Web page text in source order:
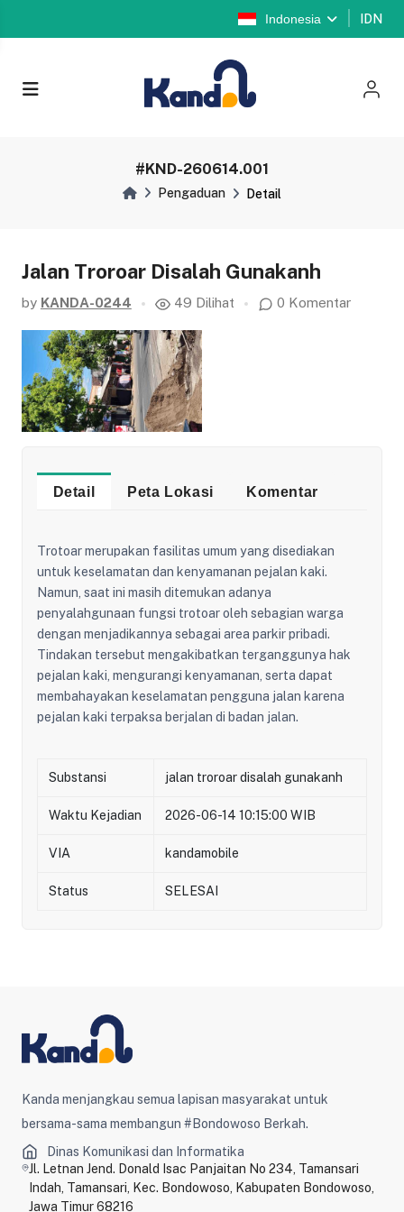
Indonesia IDN
#KND-260614.001
Pengaduan Detail
Jalan Troroar Disalah Gunakanh
by KANDA-0244 49 Dilihat 0 Komentar
Detail Peta Lokasi Komentar
Trotoar merupakan fasilitas umum yang disediakan
untuk keselamatan dan kenyamanan pejalan kaki.
Namun, saat ini masih ditemukan adanya
penyalahgunaan fungsi trotoar oleh sebagian warga
dengan menjadikannya sebagai area parkir pribadi.
Tindakan tersebut mengakibatkan terganggunya hak
pejalan kaki, mengurangi kenyamanan, serta dapat
membahayakan keselamatan pengguna jalan karena
pejalan kaki terpaksa berjalan di badan jalan.
Substansi jalan troroar disalah gunakanh
Waktu Kejadian 2026-06-14 10:15:00 WIB
VIA kandamobile
Status SELESAI
Kanda menjangkau semua lapisan masyarakat untuk
bersama-sama membangun #Bondowoso Berkah.
Dinas Komunikasi dan Informatika
Jl. Letnan Jend. Donald Isac Panjaitan No 234, Tamansari
Indah, Tamansari, Kec. Bondowoso, Kabupaten Bondowoso,
Jawa Timur 68216